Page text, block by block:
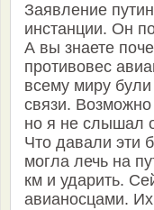
Заявление
инстанции. Он
А вы знаете
противовес
всему миру
связи. Возможно
но я не слышал
Что давали эти
могла лечь на
км и ударить.
авианосцами.